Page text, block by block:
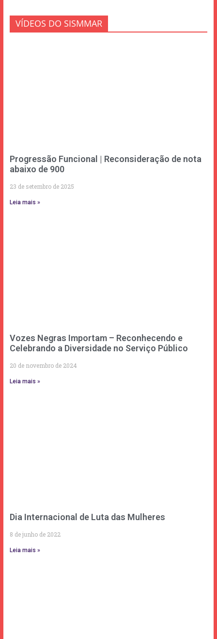
VÍDEOS DO SISMMAR
Progressão Funcional | Reconsideração de nota
abaixo de 900
23 de setembro de 2025
Leia mais »
Vozes Negras Importam – Reconhecendo e
Celebrando a Diversidade no Serviço Público
20 de novembro de 2024
Leia mais »
Dia Internacional de Luta das Mulheres
8 de junho de 2022
Leia mais »